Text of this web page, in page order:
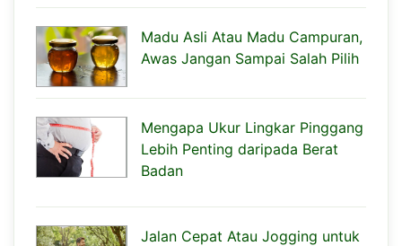
Madu Asli Atau Madu Campuran,
Awas Jangan Sampai Salah Pilih
Mengapa Ukur Lingkar Pinggang
Lebih Penting daripada Berat
Badan
Jalan Cepat Atau Jogging untuk